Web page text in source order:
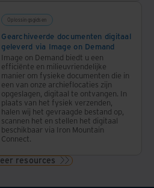
Oplossingsgidsen
Gearchiveerde documenten digitaal
geleverd via Image on Demand
Image on Demand biedt u een
efficiënte en milieuvriendelijke
manier om fysieke documenten die in
een van onze archieflocaties zijn
opgeslagen, digitaal te ontvangen. In
plaats van het fysiek verzenden,
halen wij het gevraagde bestand op,
scannen het en stellen het digitaal
beschikbaar via Iron Mountain
Connect.
resources